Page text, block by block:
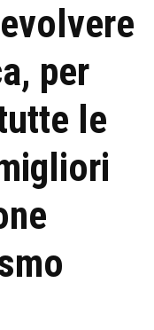
per
le